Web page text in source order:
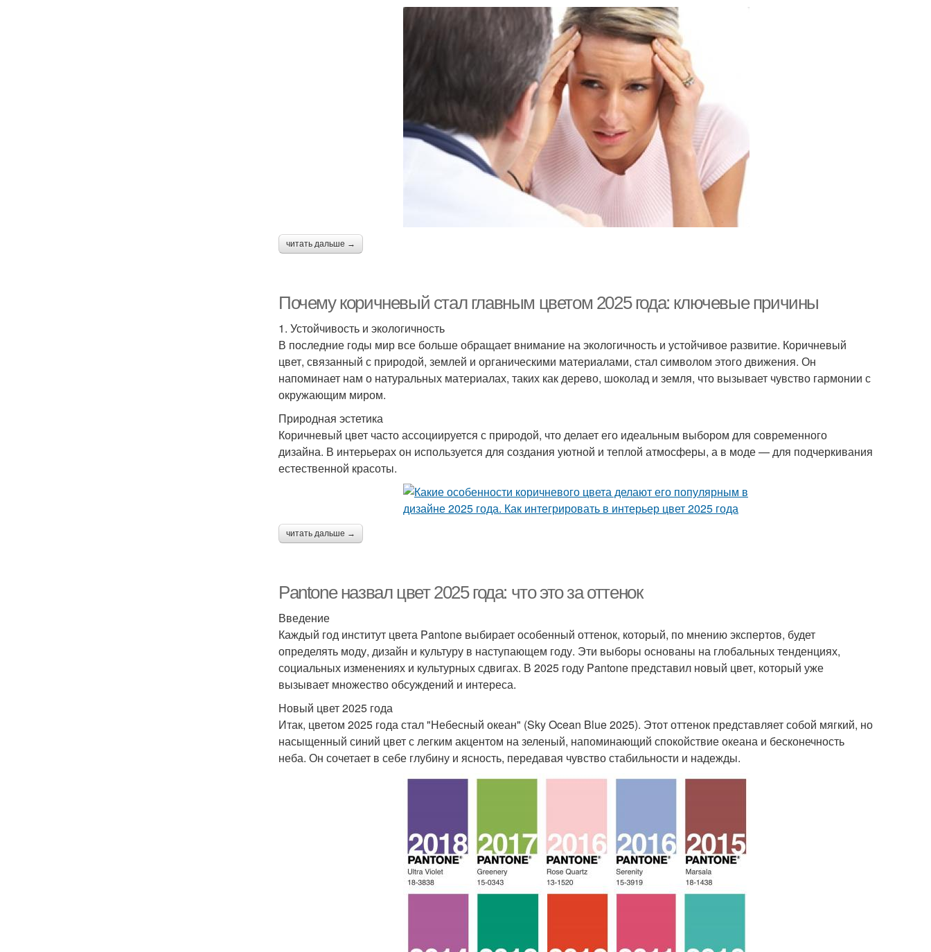
читать дальше →
Почему коричневый стал главным цветом 2025 года: ключевые причины
1. Устойчивость и экологичность
В последние годы мир все больше обращает внимание на экологичность и устойчивое развитие. Коричневый
цвет, связанный с природой, землей и органическими материалами, стал символом этого движения. Он
напоминает нам о натуральных материалах, таких как дерево, шоколад и земля, что вызывает чувство гармонии с
окружающим миром.
Природная эстетика
Коричневый цвет часто ассоциируется с природой, что делает его идеальным выбором для современного
дизайна. В интерьерах он используется для создания уютной и теплой атмосферы, а в моде — для подчеркивания
естественной красоты.
читать дальше →
Pantone назвал цвет 2025 года: что это за оттенок
Введение
Каждый год институт цвета Pantone выбирает особенный оттенок, который, по мнению экспертов, будет
определять моду, дизайн и культуру в наступающем году. Эти выборы основаны на глобальных тенденциях,
социальных изменениях и культурных сдвигах. В 2025 году Pantone представил новый цвет, который уже
вызывает множество обсуждений и интереса.
Новый цвет 2025 года
Итак, цветом 2025 года стал "Небесный океан" (Sky Ocean Blue 2025). Этот оттенок представляет собой мягкий, но
насыщенный синий цвет с легким акцентом на зеленый, напоминающий спокойствие океана и бесконечность
неба. Он сочетает в себе глубину и ясность, передавая чувство стабильности и надежды.